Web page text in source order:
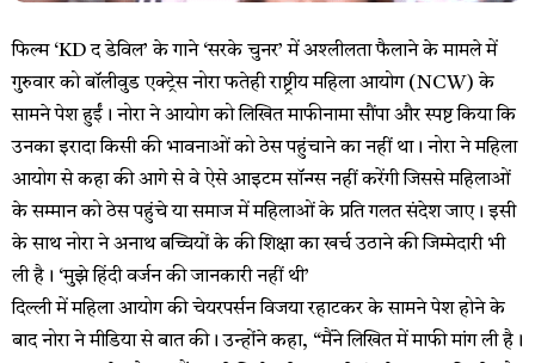
फिल्म ‘KD द डेविल’ के गाने ‘सरके चुनर’ में अश्लीलता फैलाने के मामले में
गुरुवार को बॉलीवुड एक्ट्रेस नोरा फतेही राष्ट्रीय महिला आयोग (NCW) के
सामने पेश हुईं। नोरा ने आयोग को लिखित माफीनामा सौंपा और स्पष्ट किया कि
उनका इरादा किसी की भावनाओं को ठेस पहुंचाने का नहीं था। नोरा ने महिला
आयोग से कहा की आगे से वे ऐसे आइटम सॉन्ग्स नहीं करेंगी जिससे महिलाओं
के सम्मान को ठेस पहुंचे या समाज में महिलाओं के प्रति गलत संदेश जाए। इसी
के साथ नोरा ने अनाथ बच्चियों के की शिक्षा का खर्च उठाने की जिम्मेदारी भी
ली है। ‘मुझे हिंदी वर्जन की जानकारी नहीं थी’
दिल्ली में महिला आयोग की चेयरपर्सन विजया रहाटकर के सामने पेश होने के
बाद नोरा ने मीडिया से बात की। उन्होंने कहा, “मैंने लिखित में माफी मांग ली है।